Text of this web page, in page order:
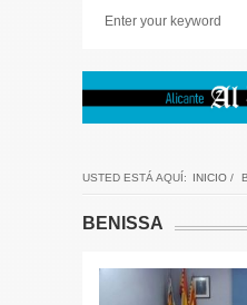
USTED ESTÁ AQUÍ: INICIO /
BENISSA